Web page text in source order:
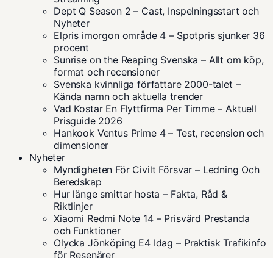
Dept Q Season 2 – Cast, Inspelningsstart och
Nyheter
Elpris imorgon område 4 – Spotpris sjunker 36
procent
Sunrise on the Reaping Svenska – Allt om köp,
format och recensioner
Svenska kvinnliga författare 2000-talet –
Kända namn och aktuella trender
Vad Kostar En Flyttfirma Per Timme – Aktuell
Prisguide 2026
Hankook Ventus Prime 4 – Test, recension och
dimensioner
Nyheter
Myndigheten För Civilt Försvar – Ledning Och
Beredskap
Hur länge smittar hosta – Fakta, Råd &
Riktlinjer
Xiaomi Redmi Note 14 – Prisvärd Prestanda
och Funktioner
Olycka Jönköping E4 Idag – Praktisk Trafikinfo
för Resenärer